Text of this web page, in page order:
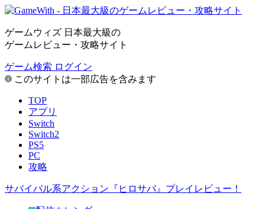
ゲームウィズ 日本最大級の
ゲームレビュー・攻略サイト
ゲーム検索 ログイン
このサイトは一部広告を含みます
TOP
アプリ
Switch
Switch2
PS5
PC
攻略
サバイバル系アクション『ヒロサバ』プレイレビュー！